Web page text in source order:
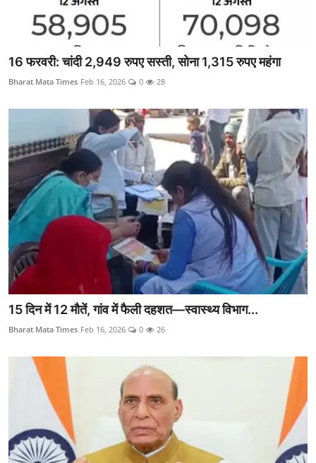
16 फरवरी: चांदी 2,949 रुपए सस्ती, सोना 1,315 रुपए महंगा
Bharat Mata Times Feb 16, 2026 0 28
15 दिन में 12 मौतें, गांव में फैली दहशत—स्वास्थ्य विभाग...
Bharat Mata Times Feb 16, 2026 0 26